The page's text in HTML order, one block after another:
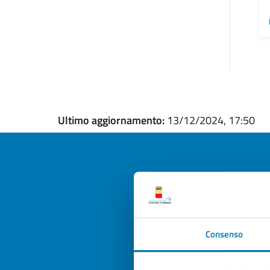
Consenso
Ultimo aggiornamento: 13/12/2024, 17:50
Valuta la